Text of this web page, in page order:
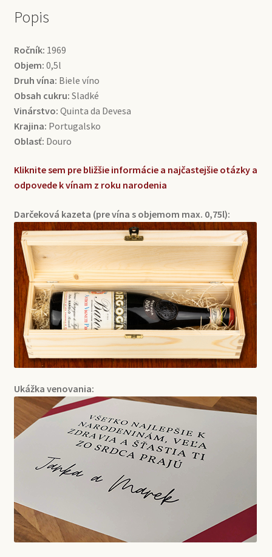
Popis
Ročník: 1969
Objem: 0,5l
Druh vína: Biele víno
Obsah cukru: Sladké
Vinárstvo: Quinta da Devesa
Krajina: Portugalsko
Oblasť: Douro
Kliknite sem pre bližšie informácie a najčastejšie otázky a
odpovede k vínam z roku narodenia
Darčeková kazeta (pre vína s objemom max. 0,75l):
Ukážka venovania: